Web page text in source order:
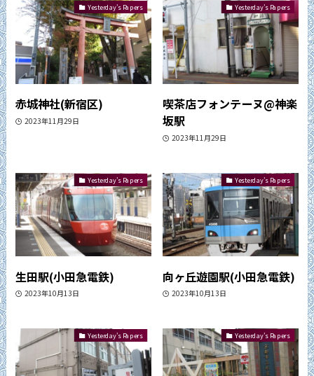
Yesterday's Papers
赤城神社(新宿区)
2023年11月29日
Yesterday's Papers
喫茶店フォンテーヌ@神楽
坂駅
2023年11月29日
Yesterday's Papers
生田駅(小田急電鉄)
2023年10月13日
Yesterday's Papers
向ヶ丘遊園駅(小田急電鉄)
2023年10月13日
Yesterday's Papers Yesterday's Papers